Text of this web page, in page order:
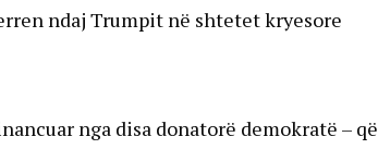
ndaj Trumpit në shtetet kryesore
nga disa donatorë demokratë – që